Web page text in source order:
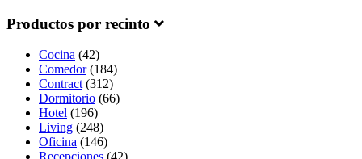
Productos por recinto
Cocina (42)
Comedor(184)
Contract(312)
Dormitorio (66)
Hotel (196)
Living (248)
Oficina (146)